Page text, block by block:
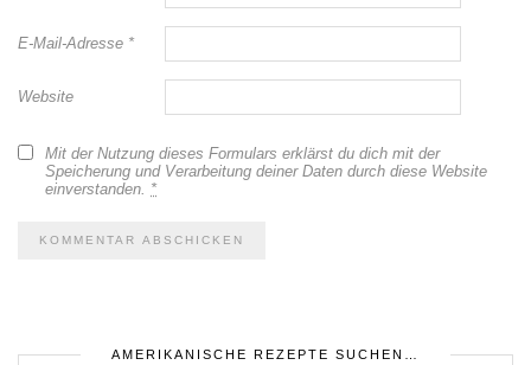
E-Mail-Adresse *
Website
Mit der Nutzung dieses Formulars erklärst du dich mit der
Speicherung und Verarbeitung deiner Daten durch diese Website
einverstanden. *
AMERIKANISCHE REZEPTE SUCHEN…